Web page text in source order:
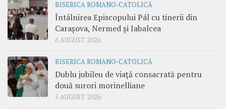
BISERICA ROMANO-CATOLICĂ
Întâlnirea Episcopului Pál cu tinerii din
Carașova, Nermed și Iabalcea
6 AUGUST 2026
BISERICA ROMANO-CATOLICĂ
Dublu jubileu de viață consacrată pentru
două surori morinelliane
5 AUGUST 2026